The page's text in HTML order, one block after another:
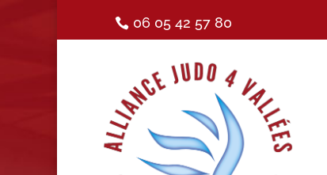
06 05 42 57 80